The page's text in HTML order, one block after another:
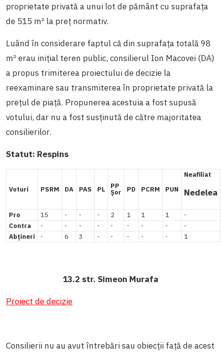
proprietate privată a unui lot de pământ cu suprafața
de 515 m² la preț normativ.
Luând în considerare faptul că din suprafața totală 98
m² erau inițial teren public, consilierul Ion Macovei (DA)
a propus trimiterea proiectului de decizie la
reexaminare sau transmiterea în proprietate privată la
prețul de piață. Propunerea acestuia a fost supusă
votului, dar nu a fost susținută de către majoritatea
consilierilor.
Statut: Respins
Voturi PSRM DA PAS PL PP
Șor PD PCRM PUN
Neafiliat
Nedelea
Pro 15 - - - 2 1 1 1
-
Contra
- - - - - - - -
-
Abțineri
- 6 3 - - - - - 1
13.2 str. Simeon Murafa
Proiect de decizie
Consilierii nu au avut întrebări sau obiecții față de acest